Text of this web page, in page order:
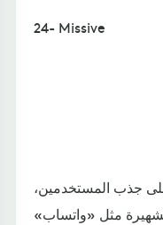
24- Missive
جذب المستخدمين،
مثل «واتساب»